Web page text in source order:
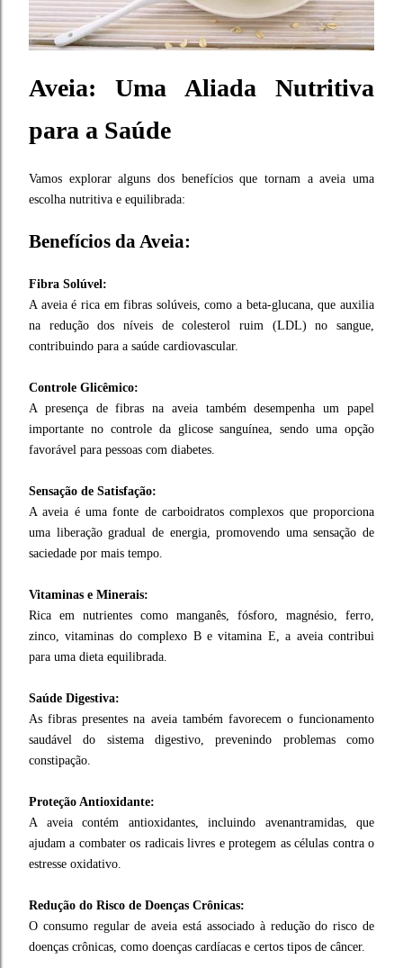
Aveia: Uma Aliada Nutritiva
para a Saúde
Vamos explorar alguns dos benefícios que tornam a aveia uma
escolha nutritiva e equilibrada:
Benefícios da Aveia:
Fibra Solúvel:
A aveia é rica em fibras solúveis, como a beta-glucana, que auxilia
na redução dos níveis de colesterol ruim (LDL) no sangue,
contribuindo para a saúde cardiovascular.
Controle Glicêmico:
A presença de fibras na aveia também desempenha um papel
importante no controle da glicose sanguínea, sendo uma opção
favorável para pessoas com diabetes.
Sensação de Satisfação:
A aveia é uma fonte de carboidratos complexos que proporciona
uma liberação gradual de energia, promovendo uma sensação de
saciedade por mais tempo.
Vitaminas e Minerais:
Rica em nutrientes como manganês, fósforo, magnésio, ferro,
zinco, vitaminas do complexo B e vitamina E, a aveia contribui
para uma dieta equilibrada.
Saúde Digestiva:
As fibras presentes na aveia também favorecem o funcionamento
saudável do sistema digestivo, prevenindo problemas como
constipação.
Proteção Antioxidante:
A aveia contém antioxidantes, incluindo avenantramidas, que
ajudam a combater os radicais livres e protegem as células contra o
estresse oxidativo.
Redução do Risco de Doenças Crônicas:
O consumo regular de aveia está associado à redução do risco de
doenças crônicas, como doenças cardíacas e certos tipos de câncer.